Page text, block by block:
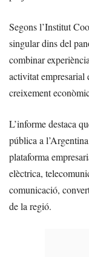
Segons l’Institut
singular dins del
combinar
activitat empresarial
creixement
L’informe destaca
pública a
plataforma
elèctrica,
comunicació,
de la regió.